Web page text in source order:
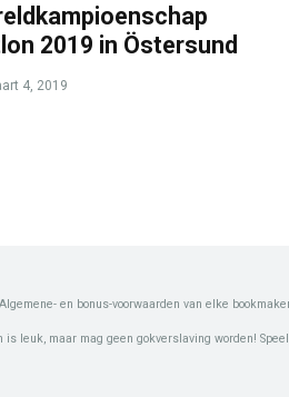
2019 in Östersund
4, 2019
en bonus-voorwaarden van elke
is leuk, maar mag geen gokverslaving worden!